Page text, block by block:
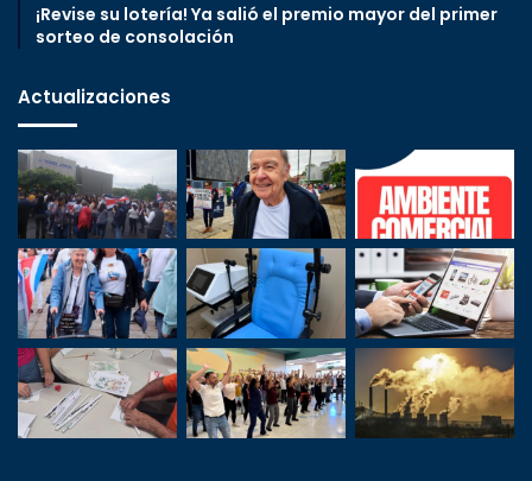
¡Revise su lotería! Ya salió el premio mayor del primer
sorteo de consolación
Actualizaciones